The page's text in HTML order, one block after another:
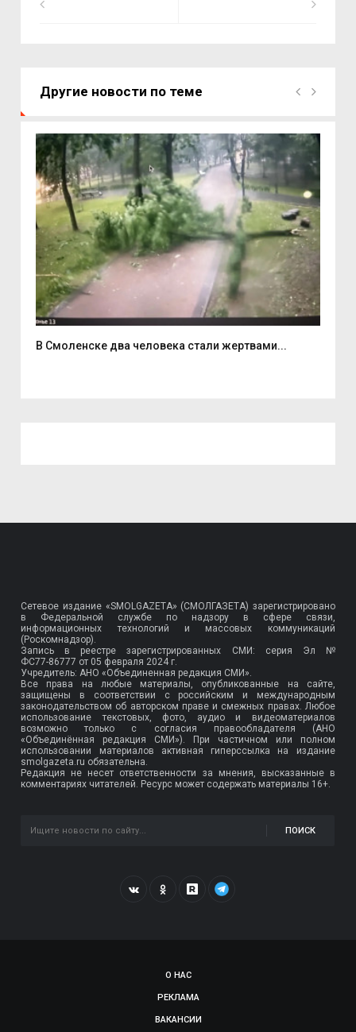
Другие новости по теме
В Смоленске два человека стали жертвами...
Сетевое издание «SMOLGAZETA» (СМОЛГАЗЕТА) зарегистрировано
в Федеральной службе по надзору в сфере связи,
информационных технологий и массовых коммуникаций
(Роскомнадзор).
Запись в реестре зарегистрированных СМИ: серия Эл №
ФС77-86777 от 05 февраля 2024 г.
Учредитель: АНО «Объединенная редакция СМИ».
Все права на любые материалы, опубликованные на сайте,
защищены в соответствии с российским и международным
законодательством об авторском праве и смежных правах. Любое
использование текстовых, фото, аудио и видеоматериалов
возможно только с согласия правообладателя (АНО
«Объединённая редакция СМИ»). При частичном или полном
использовании материалов активная гиперссылка на издание
smolgazeta.ru обязательна.
Редакция не несет ответственности за мнения, высказанные в
комментариях читателей. Ресурс может содержать материалы 16+.
ПОИСК
О НАС
РЕКЛАМА
ВАКАНСИИ